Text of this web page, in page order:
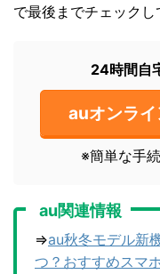
で最後までチェックし
24時間自
auオンラ
※簡単な手
au関連情報
⇒au秋冬モデル新
つ？おすすめスマ